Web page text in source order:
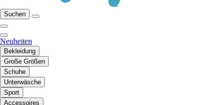
Suchen
Neuheiten
Bekleidung
Große Größen
Schuhe
Unterwäsche
Sport
Accessoires